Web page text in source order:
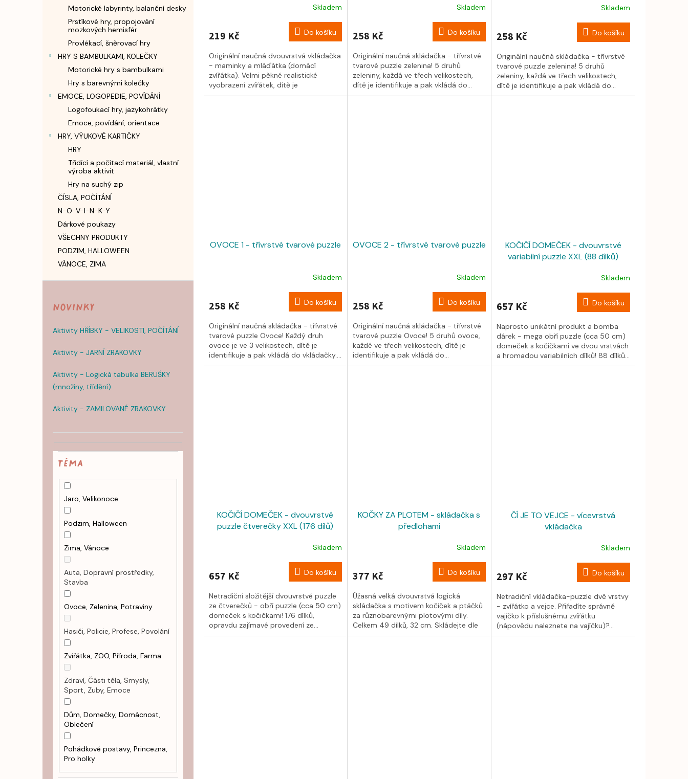
Motorické labyrinty, balanční desky
Prstíkové hry, propojování
mozkových hemisfér
Provlékací, šněrovací hry
HRY S BAMBULKAMI, KOLEČKY
Motorické hry s bambulkami
Hry s barevnými kolečky
EMOCE, LOGOPEDIE, POVÍDÁNÍ
Logofoukací hry, jazykohrátky
Emoce, povídání, orientace
HRY, VÝUKOVÉ KARTIČKY
HRY
Třídící a počítací materiál, vlastní
výroba aktivit
Hry na suchý zip
ČÍSLA, POČÍTÁNÍ
N-O-V-I-N-K-Y
Dárkové poukazy
VŠECHNY PRODUKTY
PODZIM, HALLOWEEN
VÁNOCE, ZIMA
Novinky
Aktivity HŘÍBKY - VELIKOSTI, POČÍTÁNÍ
Aktivity - JARNÍ ZRAKOVKY
Aktivity - Logická tabulka BERUŠKY
(množiny, třídění)
Aktivity - ZAMILOVANÉ ZRAKOVKY
TÉMA
Jaro, Velikonoce
Podzim, Halloween
Zima, Vánoce
Auta, Dopravní prostředky,
Stavba
Ovoce, Zelenina, Potraviny
Hasiči, Policie, Profese, Povolání
Zvířátka, ZOO, Příroda, Farma
Zdraví, Části těla, Smysly,
Sport, Zuby, Emoce
Dům, Domečky, Domácnost,
Oblečení
Pohádkové postavy, Princezna,
Pro holky
Skladem
219 Kč Do košíku
Originální naučná dvouvrstvá vkládačka
- maminky a mláďátka (domácí
zvířátka). Velmi pěkné realistické
vyobrazení zvířátek, dítě je
identifikuje,...
Skladem
258 Kč Do košíku
Originální naučná skládačka - třívrstvé
tvarové puzzle zelenina! 5 druhů
zeleniny, každá ve třech velikostech,
dítě je identifikuje a pak vkládá do...
Skladem
258 Kč Do košíku
Originální naučná skládačka - třívrstvé
tvarové puzzle zelenina! 5 druhů
zeleniny, každá ve třech velikostech,
dítě je identifikuje a pak vkládá do...
OVOCE 1 - třívrstvé tvarové puzzle
Skladem
258 Kč Do košíku
Originální naučná skládačka - třívrstvé
tvarové puzzle Ovoce! Každý druh
ovoce je ve 3 velikostech, dítě je
identifikuje a pak vkládá do vkládačky....
OVOCE 2 - třívrstvé tvarové puzzle
Skladem
258 Kč Do košíku
Originální naučná skládačka - třívrstvé
tvarové puzzle Ovoce! 5 druhů ovoce,
každé ve třech velikostech, dítě je
identifikuje a pak vkládá do...
KOČIČÍ DOMEČEK - dvouvrstvé
variabilní puzzle XXL (88 dílků)
Skladem
657 Kč Do košíku
Naprosto unikátní produkt a bomba
dárek - mega obří puzzle (cca 50 cm)
domeček s kočičkami ve dvou vrstvách
a hromadou variabilních dílků! 88 dílků...
KOČIČÍ DOMEČEK - dvouvrstvé
puzzle čtverečky XXL (176 dílů)
Skladem
657 Kč Do košíku
Netradiční složitější dvouvrstvé puzzle
ze čtverečků - obří puzzle (cca 50 cm)
domeček s kočičkami! 176 dílků,
opravdu zajímavé provedení ze...
KOČKY ZA PLOTEM - skládačka s
předlohami
Skladem
377 Kč Do košíku
Úžasná velká dvouvrstvá logická
skládačka s motivem kočiček a ptáčků
za různobarevnými plotovými díly.
Celkem 49 dílků, 32 cm. Skládejte dle
zadání...
ČÍ JE TO VEJCE - vícevrstvá
vkládačka
Skladem
297 Kč Do košíku
Netradiční vkládačka-puzzle dvě vrstvy
- zvířátko a vejce. Přiřadíte správně
vajíčko k příslušnému zvířátku
(nápovědu naleznete na vajíčku)?...